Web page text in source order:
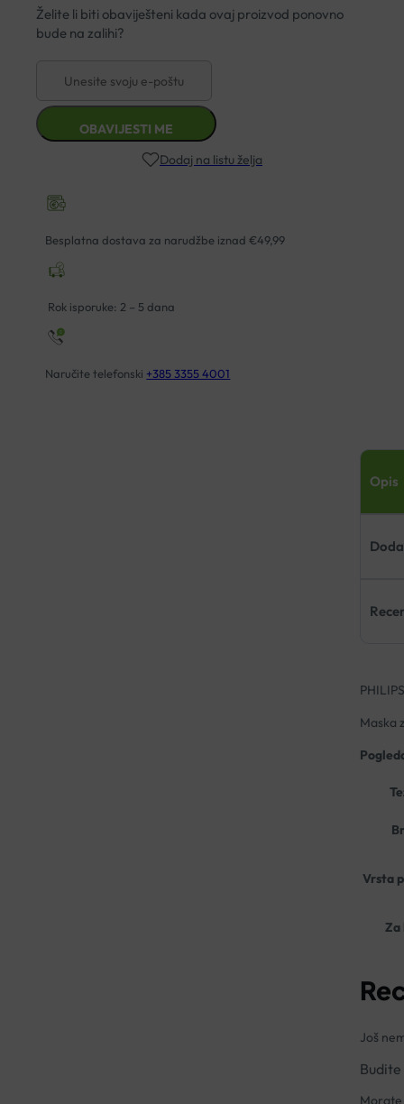
Dodaj na listu želja
Besplatna dostava za narudžbe iznad €49,99
Rok isporuke: 2 – 5 dana
Naručite telefonski +385 3355 4001
Opis
Maska
Vrsta
Za
Još
Budite